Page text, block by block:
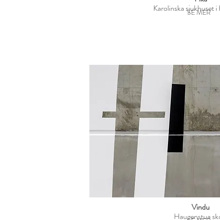
Karolinska sjukhuset
SE MER
Vindu
Haugenstua